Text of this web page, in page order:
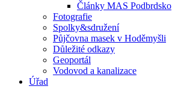
Články MAS Podbrdsko
Fotografie
Spolky&sdružení
Půjčovna masek v Hoděmyšli
Důležité odkazy
Geoportál
Vodovod a kanalizace
Úřad